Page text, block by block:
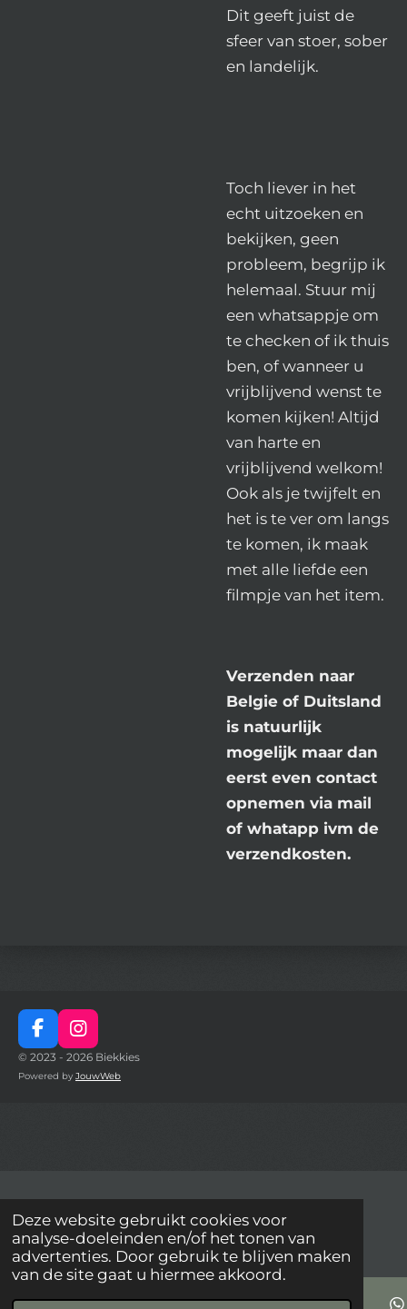
Deze website gebruikt cookies voor
analyse-doeleinden en/of het tonen van
advertenties. Door gebruik te blijven maken
van de site gaat u hiermee akkoord.
Dit geeft juist de
sfeer van stoer, sober
en landelijk.
Toch liever in het
echt uitzoeken en
bekijken, geen
probleem, begrijp ik
helemaal. Stuur mij
een whatsappje om
te checken of ik thuis
ben, of wanneer u
vrijblijvend wenst te
komen kijken! Altijd
van harte en
vrijblijvend welkom!
Ook als je twijfelt en
het is te ver om langs
te komen, ik maak
met alle liefde een
filmpje van het item.
Verzenden naar
Belgie of Duitsland
is natuurlijk
mogelijk maar dan
eerst even contact
opnemen via mail
of whatapp ivm de
verzendkosten.
F
a
c
I
n
s
© 2023 - 2026 Biekkies
Powered by JouwWeb